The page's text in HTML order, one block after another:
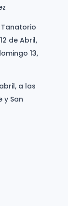
Tanatorio
de Abril,
13,
a las
y San